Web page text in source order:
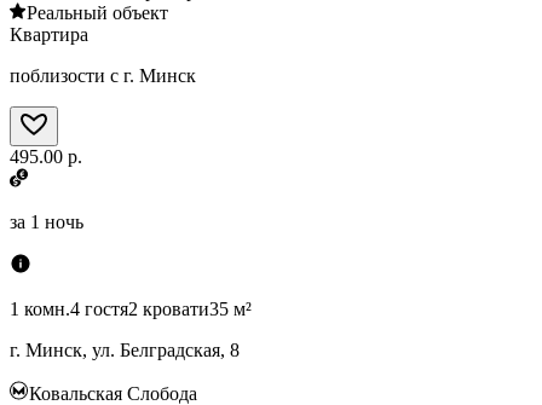
Реальный объект
Квартира
поблизости с г. Минск
495.00 р.
за 1 ночь
1 комн.4 гостя2 кровати35 м²
г. Минск, ул. Белградская, 8
Ковальская Слобода